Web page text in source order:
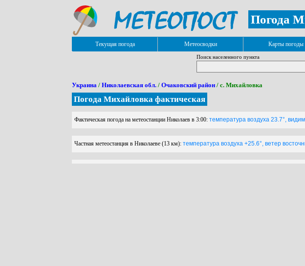
Погода
Текущая погода Метеосводки Карты погоды
Поиск населенного пункта
Украина / Николаевская обл. / Очаковский район / с. Михайловка
Погода Михайловка фактическая
Фактическая погода на метеостанции Николаев в 3:00: температура воздуха 23.7°,
Частная метеостанция в Николаеве (13 км): температура воздуха +25.6°, ветер